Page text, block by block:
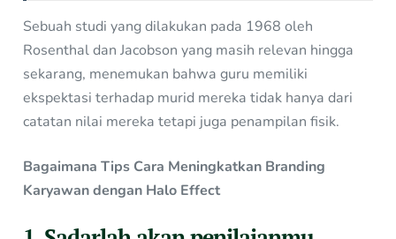
Sebuah studi yang dilakukan pada 1968 oleh
Rosenthal dan Jacobson yang masih relevan hingga
sekarang, menemukan bahwa guru memiliki
ekspektasi terhadap murid mereka tidak hanya dari
catatan nilai mereka tetapi juga penampilan fisik.
Bagaimana Tips Cara Meningkatkan Branding
Karyawan dengan Halo Effect